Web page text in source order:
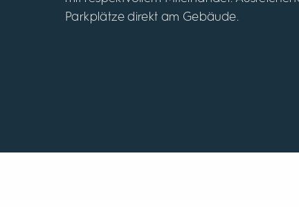
Parkplätze direkt am Gebäude.